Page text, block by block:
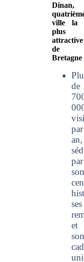
Dinan,
ville la
plus
attractive
de
Bretagne
de
par
an,
par
son
ses
et
son